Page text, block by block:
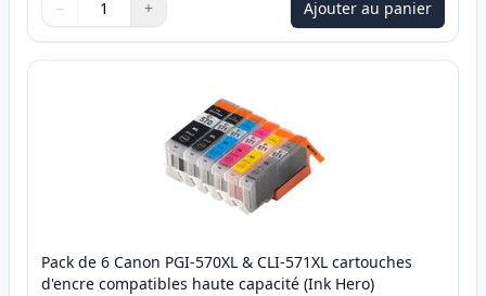
Quantité
Utilisez les boutons pour ajuster
− +
Quantité Ajouter au panier
Pack de 6 Canon PGI-570XL & CLI-571XL cartouches
d'encre compatibles haute capacité (Ink Hero)